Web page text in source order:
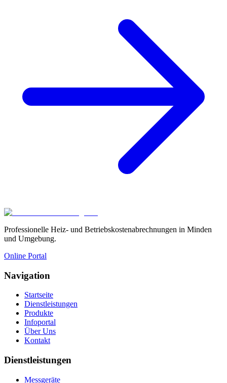
Professionelle Heiz- und Betriebskostenabrechnungen in Minden
und Umgebung.
Online Portal
Navigation
Startseite
Dienstleistungen
Produkte
Infoportal
Über Uns
Kontakt
Dienstleistungen
Messgeräte